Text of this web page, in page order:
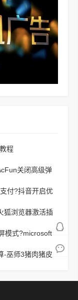
程
关闭高级弹
付?抖音开启优
狐浏览器激活插
模式?microsoft
-巫师3猪肉猪皮